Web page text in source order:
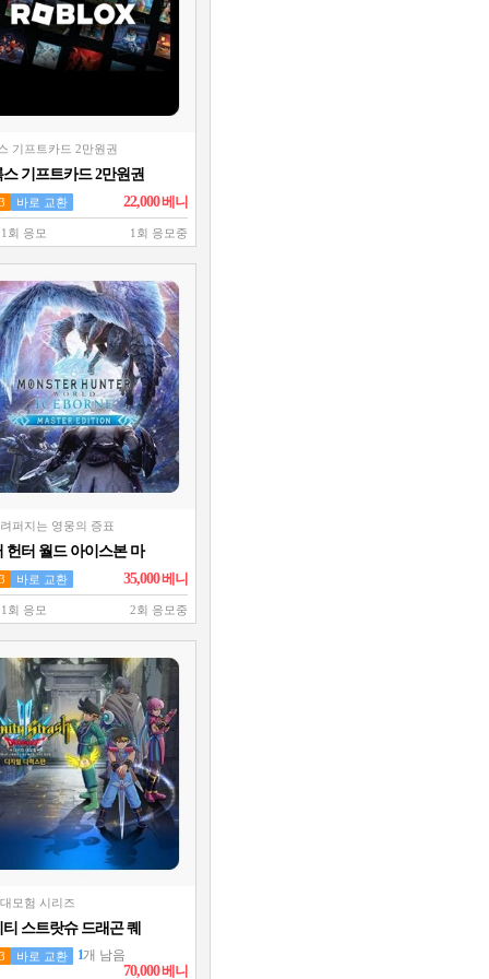
기프트카드 2만원권
기프트카드 2만원권
바로 교환 22,000베니
회 응모 1회 응모중
퍼지는 영웅의 증표
헌터 월드 아이스본 마
디션 (스팀코드)
바로 교환 35,000베니
회 응모 2회 응모중
모험 시리즈
스트랏슈 드래곤 퀘
이의 대모험 디지털 디
디션 (스팀코드)
바로 교환 1개 남음
70,000베니